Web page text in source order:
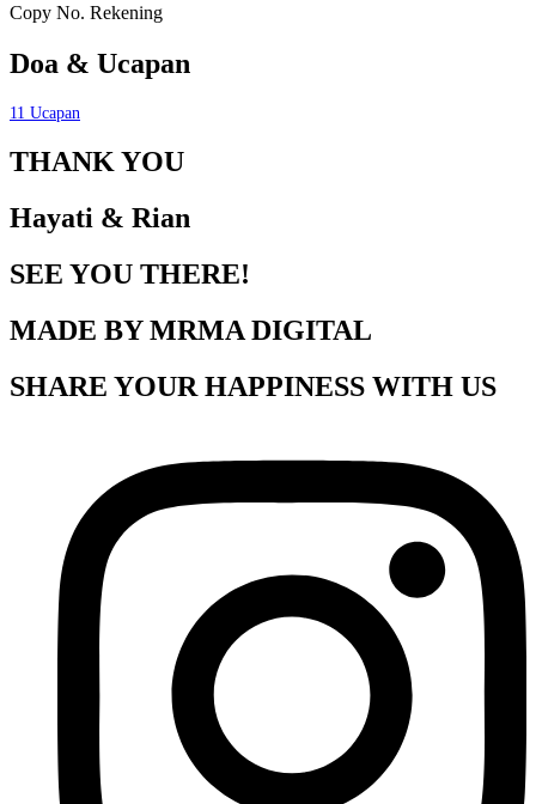
Copy No. Rekening
Doa & Ucapan
11 Ucapan
THANK YOU
Hayati & Rian
SEE YOU THERE!
MADE BY MRMA DIGITAL
SHARE YOUR HAPPINESS WITH US